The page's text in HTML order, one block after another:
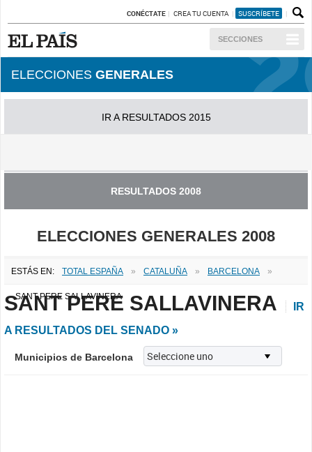
CONÉCTATE CREA TU CUENTA SUSCRÍBETE
SECCIONES
ELECCIONES GENERALES
IR A RESULTADOS 2015
RESULTADOS 2008
ELECCIONES GENERALES 2008
ESTÁS EN: TOTAL ESPAÑA » CATALUÑA » BARCELONA »
SANT PERE SALLAVINERA
SANT PERE SALLAVINERA
IR
A RESULTADOS DEL SENADO »
Municipios de Barcelona